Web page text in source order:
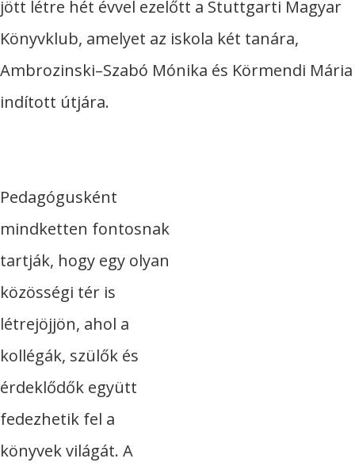
jött létre hét évvel ezelőtt a Stuttgarti Magyar
Könyvklub, amelyet az iskola két tanára,
Ambrozinski–Szabó Mónika és Körmendi Mária
indított útjára.
Pedagógusként
mindketten fontosnak
tartják, hogy egy olyan
közösségi tér is
létrejöjjön, ahol a
kollégák, szülők és
érdeklődők együtt
fedezhetik fel a
könyvek világát. A